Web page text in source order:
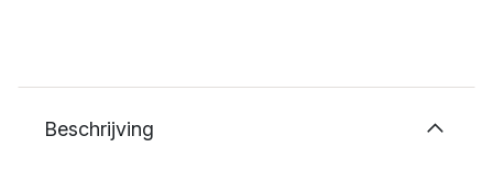
Beschrijving